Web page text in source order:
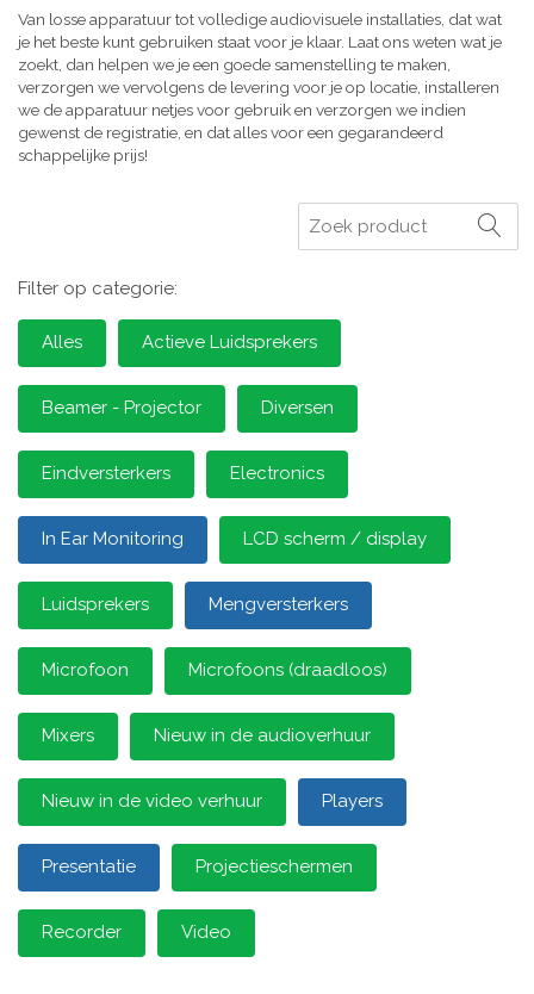
Van losse apparatuur tot volledige audiovisuele installaties, dat wat
je het beste kunt gebruiken staat voor je klaar. Laat ons weten wat je
zoekt, dan helpen we je een goede samenstelling te maken,
verzorgen we vervolgens de levering voor je op locatie, installeren
we de apparatuur netjes voor gebruik en verzorgen we indien
gewenst de registratie, en dat alles voor een gegarandeerd
schappelijke prijs!
Zoeken
Filter op categorie:
Alles Actieve Luidsprekers
Beamer - Projector Diversen
Eindversterkers Electronics
In Ear Monitoring LCD scherm / display
Luidsprekers Mengversterkers
Microfoon Microfoons (draadloos)
Mixers Nieuw in de audioverhuur
Nieuw in de video verhuur Players
Presentatie Projectieschermen
Recorder Video